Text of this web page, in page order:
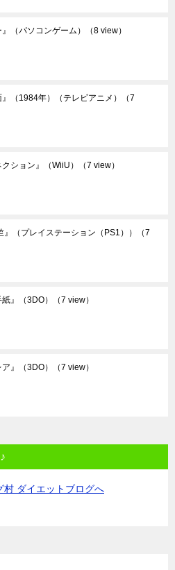
』（パソコンゲーム） （8 view）
』（1984年）（テレビアニメ）
（7
クション』（WiiU） （7 view）
』（プレイステーション（PS1））
（7
』（3DO） （7 view）
』（3DO） （7 view）